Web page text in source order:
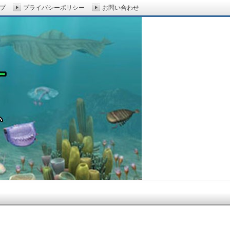
プライバシーポリシー お問い合わせ